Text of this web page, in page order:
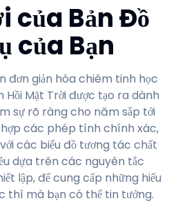
của Bản Đồ
của Bạn
đơn giản hóa chiêm tinh học
Hồi Mặt Trời được tạo ra dành
sự rõ ràng cho năm sắp tới
hợp các phép tính chính xác,
các biểu đồ tương tác chất
dựa trên các nguyên tắc
lập, để cung cấp những hiểu
thì mà bạn có thể tin tưởng.